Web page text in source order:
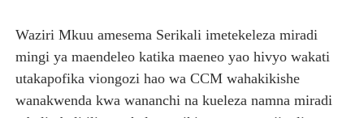
Waziri Mkuu amesema Serikali imetekeleza miradi
mingi ya maendeleo katika maeneo yao hivyo wakati
utakapofika viongozi hao wa CCM wahakikishe
wanakwenda kwa wananchi na kueleza namna miradi